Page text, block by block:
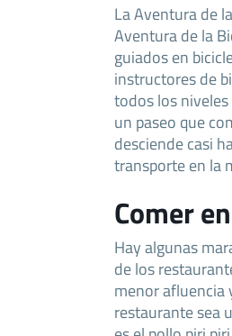
La Aventura de
Aventura de la
guiados en
instructores de
todos los
un paseo que
desciende casi
transporte en la
Comer
Hay algunas
de los
menor afluencia
restaurante sea